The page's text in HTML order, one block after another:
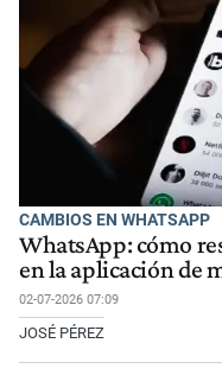
CAMBIOS EN WHATSAPP
WhatsApp: cómo
en la aplicación de
02-07-2026 07:09
JOSÉ PÉREZ